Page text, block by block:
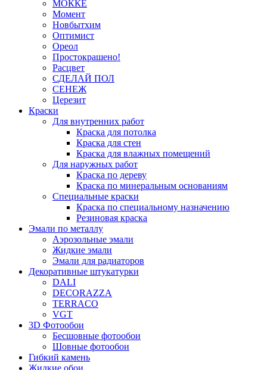
МOККЕ
Момент
Новбытхим
Оптимист
Ореол
Простокрашено!
Расцвет
СДЕЛАЙ ПОЛ
СЕНЕЖ
Церезит
Краски
Для внутренних работ
Краска для потолка
Краска для стен
Краска для влажных помещений
Для наружных работ
Краска по дереву
Краска по минеральным основаниям
Специальные краски
Краска по специальному назначению
Резиновая краска
Эмали по металлу
Аэрозольные эмали
Жидкие эмали
Эмали для радиаторов
Декоративные штукатурки
DALI
DECORAZZA
TERRACO
VGT
3D Фотообои
Бесшовные фотообои
Шовные фотообои
Гибкий камень
Жидкие обои